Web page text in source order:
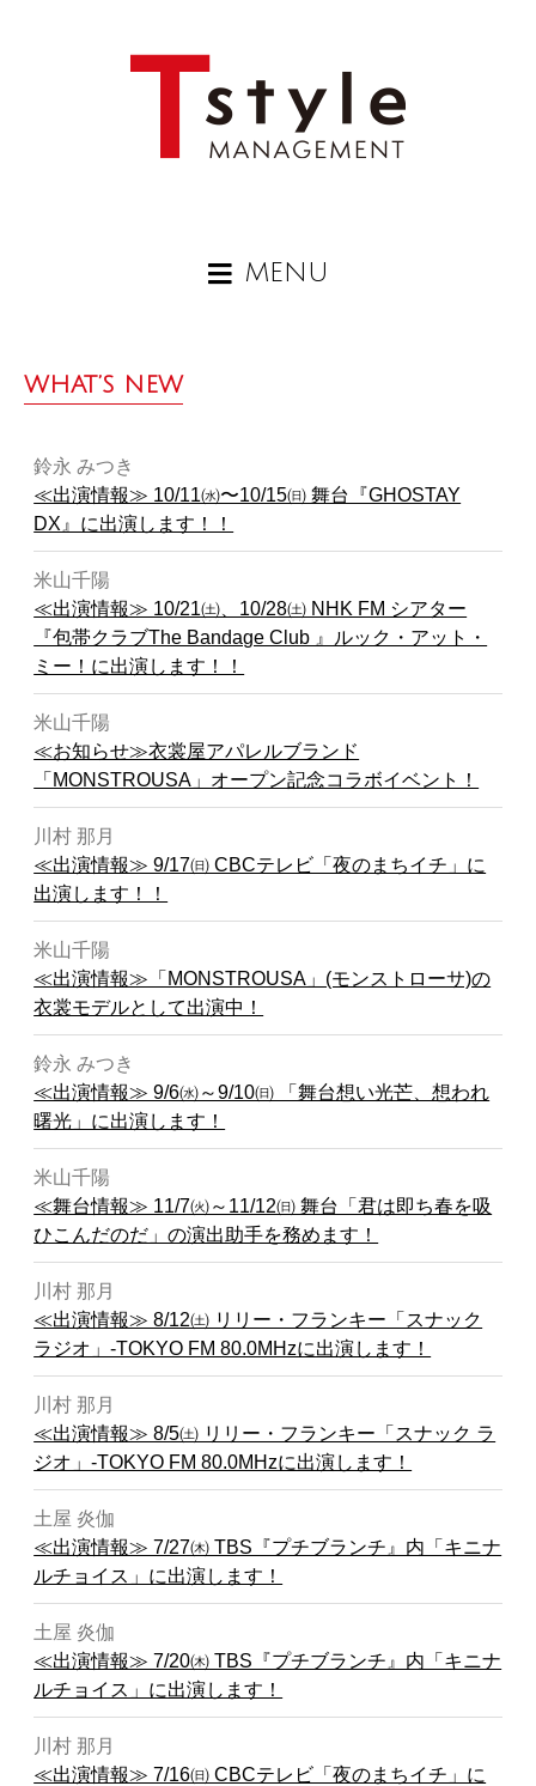
MENU
WHAT’S NEW
鈴永 みつき
≪出演情報≫ 10/11㈬〜10/15㈰ 舞台『GHOSTAY
DX』に出演します！！
米山千陽
≪出演情報≫ 10/21㈯、10/28㈯ NHK FM シアター
『包帯クラブThe Bandage Club 』ルック・アット・
ミー！に出演します！！
米山千陽
≪お知らせ≫衣裳屋アパレルブランド
「MONSTROUSA」オープン記念コラボイベント！
川村 那月
≪出演情報≫ 9/17㈰ CBCテレビ「夜のまちイチ」に
出演します！！
米山千陽
≪出演情報≫「MONSTROUSA」(モンストローサ)の
衣裳モデルとして出演中！
鈴永 みつき
≪出演情報≫ 9/6㈬～9/10㈰ 「舞台想い光芒、想われ
曙光」に出演します！
米山千陽
≪舞台情報≫ 11/7㈫～11/12㈰ 舞台「君は即ち春を吸
ひこんだのだ」の演出助手を務めます！
川村 那月
≪出演情報≫ 8/12㈯ リリー・フランキー「スナック
ラジオ」-TOKYO FM 80.0MHzに出演します！
川村 那月
≪出演情報≫ 8/5㈯ リリー・フランキー「スナック ラ
ジオ」-TOKYO FM 80.0MHzに出演します！
土屋 炎伽
≪出演情報≫ 7/27㈭ TBS『プチブランチ』内「キニナ
ルチョイス」に出演します！
土屋 炎伽
≪出演情報≫ 7/20㈭ TBS『プチブランチ』内「キニナ
ルチョイス」に出演します！
川村 那月
≪出演情報≫ 7/16㈰ CBCテレビ「夜のまちイチ」に